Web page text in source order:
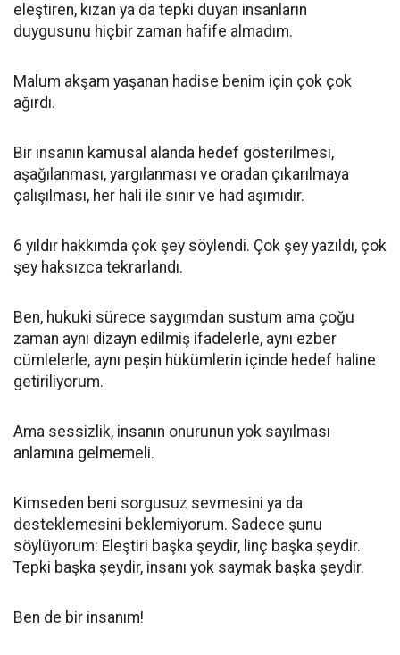
eleştiren, kızan ya da tepki duyan insanların
duygusunu hiçbir zaman hafife almadım.
Malum akşam yaşanan hadise benim için çok çok
ağırdı.
Bir insanın kamusal alanda hedef gösterilmesi,
aşağılanması, yargılanması ve oradan çıkarılmaya
çalışılması, her hali ile sınır ve had aşımıdır.
6 yıldır hakkımda çok şey söylendi. Çok şey yazıldı, çok
şey haksızca tekrarlandı.
Ben, hukuki sürece saygımdan sustum ama çoğu
zaman aynı dizayn edilmiş ifadelerle, aynı ezber
cümlelerle, aynı peşin hükümlerin içinde hedef haline
getiriliyorum.
Ama sessizlik, insanın onurunun yok sayılması
anlamına gelmemeli.
Kimseden beni sorgusuz sevmesini ya da
desteklemesini beklemiyorum. Sadece şunu
söylüyorum: Eleştiri başka şeydir, linç başka şeydir.
Tepki başka şeydir, insanı yok saymak başka şeydir.
Ben de bir insanım!